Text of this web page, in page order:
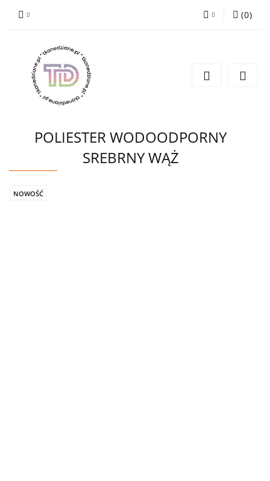
Wyślij e-mail
(0)
POLIESTER WODOODPORNY
SREBRNY WĄŻ
NOWOŚĆ